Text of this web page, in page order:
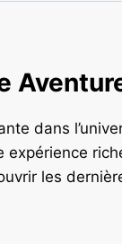
dans
les